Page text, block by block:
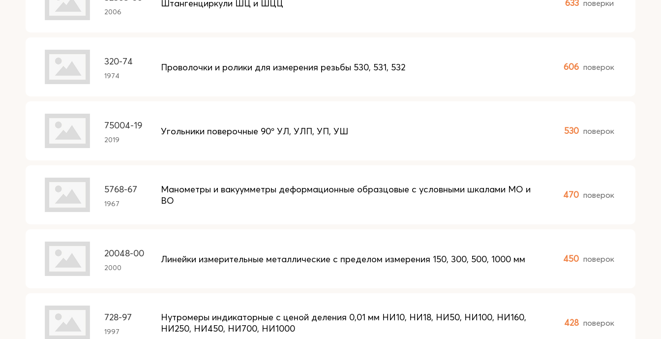
2006
Штангенциркули ШЦ и ШЦЦ 633 поверки
320-74
1974
Проволочки и ролики для измерения резьбы 530, 531, 532 606 поверок
75004-19
2019
Угольники поверочные 90º УЛ, УЛП, УП, УШ 530 поверок
5768-67
1967
Манометры и вакуумметры деформационные образцовые с условными шкалами МО и
ВО
470 поверок
20048-00
2000
Линейки измерительные металлические с пределом измерения 150, 300, 500, 1000 мм 450 поверок
728-97
1997
Нутромеры индикаторные с ценой деления 0,01 мм НИ10, НИ18, НИ50, НИ100, НИ160,
НИ250, НИ450, НИ700, НИ1000
428 поверок